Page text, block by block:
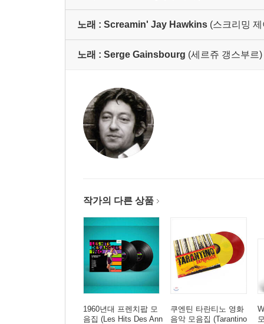
노래 : Screamin' Jay Hawkins (스크리밍
노래 : Serge Gainsbourg (세르쥬 갱스부르)
작가의 다른 상품
1960년대 프렌치팝 모
음집 (Les Hits Des Ann
쿠엔틴 타란티노 영화
음악 모음집 (Tarantino